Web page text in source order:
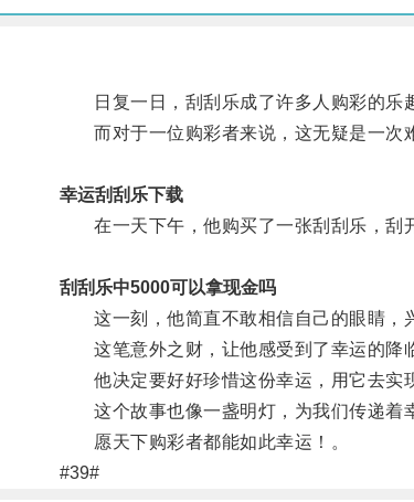
日复一日，刮刮乐成了许多人购彩的乐
而对于一位购彩者来说，这无疑是一次
幸运刮刮乐下载
在一天下午，他购买了一张刮刮乐，刮
刮刮乐中5000可以拿现金吗
这一刻，他简直不敢相信自己的眼睛，
这笔意外之财，让他感受到了幸运的降
他决定要好好珍惜这份幸运，用它去实
这个故事也像一盏明灯，为我们传递着
愿天下购彩者都能如此幸运！。
#39#